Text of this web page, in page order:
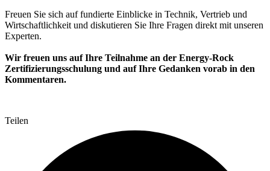
Freuen Sie sich auf fundierte Einblicke in Technik, Vertrieb und
Wirtschaftlichkeit und diskutieren Sie Ihre Fragen direkt mit unseren
Experten.
Wir freuen uns auf Ihre Teilnahme an der Energy-Rock
Zertifizierungsschulung und auf Ihre Gedanken vorab in den
Kommentaren.
Teilen